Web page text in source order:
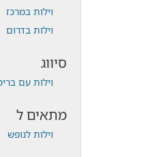
וילות במרכז
וילות בדרום
סיווג
וילות עם
מתאים ל
וילות לנופש